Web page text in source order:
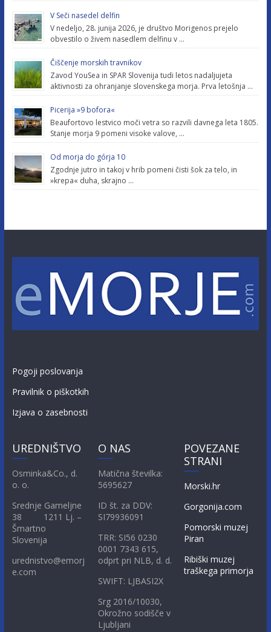
V Seči nasedel delfin
V nedeljo, 28. junija 2026, je društvo Morigenos prejelo
obvestilo o živem nasedlem delfinu v …
Čiščenje morskih travnikov
Zavod YouSea in SPAR Slovenija tudi letos nadaljujeta
aktivnosti za ohranjanje slovenskega morja. Prva letošnja …
Picerija »9 bofora«
Beaufortovo lestvico moči vetra so razvili davnega leta 1805.
Stanje morja 9 pomeni visoke valove, …
Od morja do górja 10
Zgodnje jutro in takoj v hrib pomeni čisti šok za telo, in
»krepa« duha, skrajno …
Pogoji poslovanja
Pravilnik o piškotkih
Izjava o zasebnosti
UREDNIŠTVO
Osminka&Co., d.
o. o.
Srednje Gameljne
38 1211 Lj. –
Šmartno
Slovenija
urednistvo@emorj
e.com
O NAS
Matična številka:
5695627
ID št. za DDV:
SI79936091
TRR: SI56 0230
0001 7343 615,
odprt pri NLB, d. d.
SWIFT: LJBASI2X
Srg 2016/10030,
Okrožno sodišče v
Ljubljani
POVEZANE
STRANI
Morski.hr
Gorgonija.com
Pomorski muzej
Piran
Ribiški muzej
traškega primorja